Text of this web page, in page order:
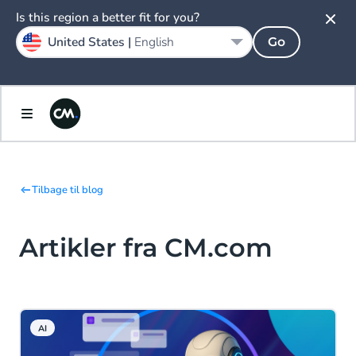
Tilbage til blog
Artikler fra CM.com
AI
Is this region a better fit for you?
United States | English Go